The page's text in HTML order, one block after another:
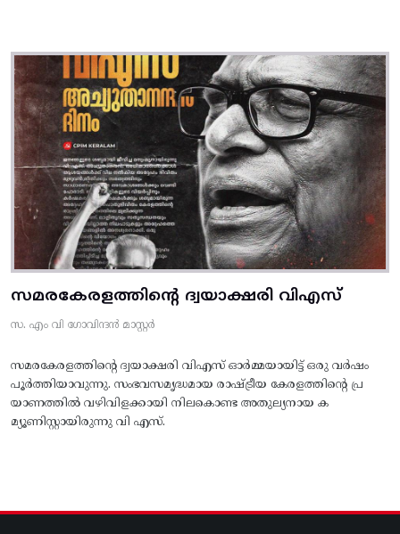
സമരകേരളത്തിൻ്റെ ദ്വയാക്ഷരി വിഎസ്
സ. എം വി ഗോവിന്ദൻ മാസ്റ്റർ
സമരകേരളത്തിൻ്റെ ദ്വയാക്ഷരി വിഎസ് ഓർമ്മയായിട്ട് ഒരു വർഷം
പൂർത്തിയാവുന്നു. സംഭവസമൃദ്ധമായ രാഷ്ട്രീയ കേരളത്തിന്റെ പ്ര
യാണത്തിൽ വഴിവിളക്കായി നിലകൊണ്ട അതുല്യനായ ക
മ്യൂണിസ്റ്റായിരുന്നു വി എസ്.